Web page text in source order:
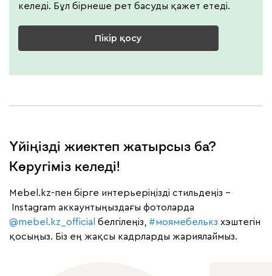
келеді. Бұл бірнеше рет басуды қажет етеді.
Пікір қосу
Үйіңізді жиектеп жатырсыз ба?
Көругіміз келеді!
Mebel.kz-пен бірге интерьеріңізді стильдеңіз –
Instagram аккаунтыңыздағы фотоларда
@mebel.kz_official белгілеңіз, #моямебелькз хэштегін
қосыңыз. Біз ең жақсы кадрларды жариялаймыз.